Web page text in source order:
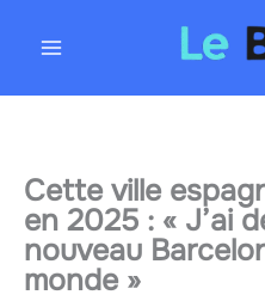
Cette ville
en 2025 : « J’ai
nouveau
monde »